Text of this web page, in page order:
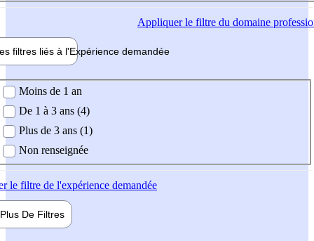
Appliquerle filtre du domaine
filtres liés à l'Expérience demandée
demandée
Moins de 1 an
De 1 à 3 ans (4)
Plus de 3 ans (1)
Non renseignée
le filtre de l'expérience demandée
Plus De Filtres